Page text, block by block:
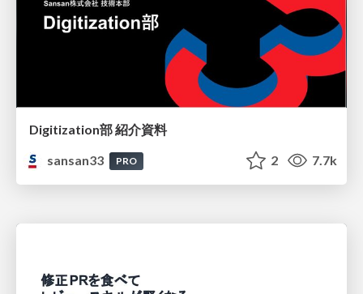
Digitization部 紹介資料
sansan33
PRO 2 7.7k